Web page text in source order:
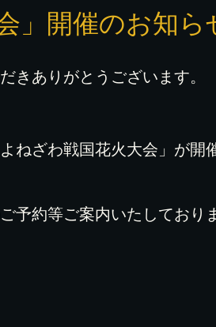
」開催のお知ら
きありがとうございます。
ねざわ戦国花火大会」が開
予約等ご案内いたしており